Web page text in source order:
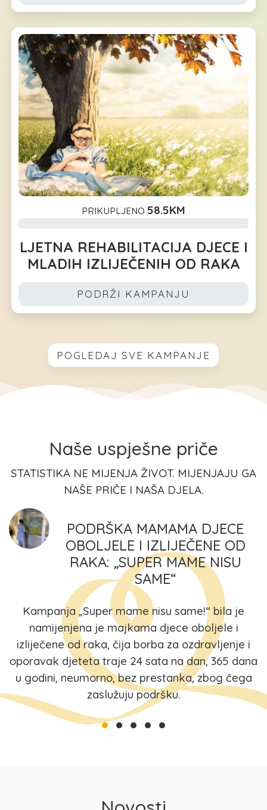
PRIKUPLJENO 58.5KM
LJETNA REHABILITACIJA DJECE I
MLADIH IZLIJEČENIH OD RAKA
PODRŽI KAMPANJU
POGLEDAJ SVE KAMPANJE
Naše uspješne priče
STATISTIKA NE MIJENJA ŽIVOT. MIJENJAJU GA
NAŠE PRIČE I NAŠA DJELA.
PODRŠKA MAMAMA DJECE
OBOLJELE I IZLIJEČENE OD
RAKA: „SUPER MAME NISU
SAME“
Kampanja „Super mame nisu same!“ bila je
namijenjena je majkama djece oboljele i
izliječene od raka, čija borba za ozdravljenje i
oporavak djeteta traje 24 sata na dan, 365 dana
u godini, neumorno, bez prestanka, zbog čega
zaslužuju podršku.